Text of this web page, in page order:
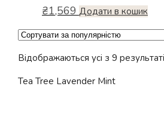
₴1,569 Додати в кошик
Відображаються усі з 9
Tea Tree Lavender Mint